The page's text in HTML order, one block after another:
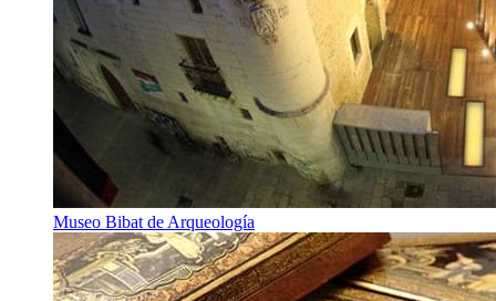
Museo Bibat de Arqueología